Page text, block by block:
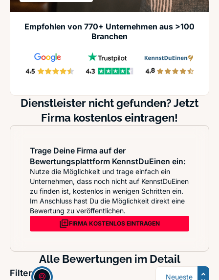
Empfohlen von 770+ Unternehmen aus >100
Branchen
Dienstleister nicht gefunden? Jetzt
Firma kostenlos eintragen!
Trage Deine Firma auf der
Bewertungsplattform KennstDuEinen ein:
Nutze die Möglichkeit und trage einfach ein
Unternehmen, dass noch nicht auf KennstDuEinen
zu finden ist, kostenlos in wenigen Schritten ein.
Im Anschluss hast Du die Möglichkeit direkt eine
Bewertung zu veröffentlichen.
FIRMA KOSTENLOS EINTRAGEN
Alle Bewertungen im Detail
Filter: Sortierung